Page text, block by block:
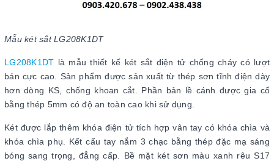
Mẫu két sắt LG208K1DT
LG208K1DT là mẫu thiết kế két sắt điện tử chống cháy có lượt
bán cực cao. Sản phẩm được sản xuất từ thép sơn tĩnh điện dày
hơn dòng KS, chống khoan cắt. Phần bản lề cánh được gia cố
bằng thép 5mm có độ an toàn cao khi sử dụng.
Két được lắp thêm khóa điện tử tích hợp vân tay có khóa chìa và
khóa chìa phụ. Kết cấu tay nắm 3 chạc bằng thép đặc mạ sáng
bóng sang trọng, đẳng cấp. Bề mặt két sơn màu xanh rêu S17